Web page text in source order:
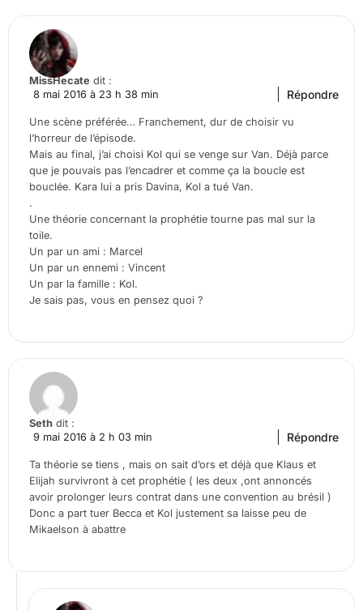
MissHecate dit :
8 mai 2016 à 23 h 38 min
Une scène préférée… Franchement, dur de choisir vu
l’horreur de l’épisode.
Mais au final, j’ai choisi Kol qui se venge sur Van. Déjà parce
que je pouvais pas l’encadrer et comme ça la boucle est
bouclée. Kara lui a pris Davina, Kol a tué Van.
.
Une théorie concernant la prophétie tourne pas mal sur la
toile.
Un par un ami : Marcel
Un par un ennemi : Vincent
Un par la famille : Kol.
Je sais pas, vous en pensez quoi ?
Répondre
Seth dit :
9 mai 2016 à 2 h 03 min
Ta théorie se tiens , mais on sait d’ors et déjà que Klaus et
Elijah survivront à cet prophétie ( les deux ,ont annoncés
avoir prolonger leurs contrat dans une convention au brésil )
Donc a part tuer Becca et Kol justement sa laisse peu de
Mikaelson à abattre
Répondre